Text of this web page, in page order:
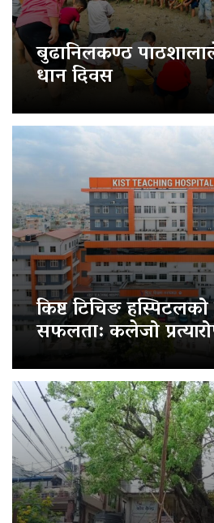
बुढानिलकण्ठ पाठशालाले
धान दिवस
किष्ट टिचिङ
सफलता: कलेजो